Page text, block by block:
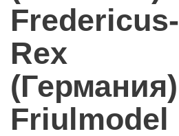
Fredericus-
Rex
(Германия)
Friulmodel